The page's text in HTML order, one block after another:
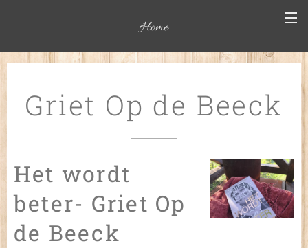
Home
Griet Op de Beeck
Het wordt
beter- Griet Op
de Beeck